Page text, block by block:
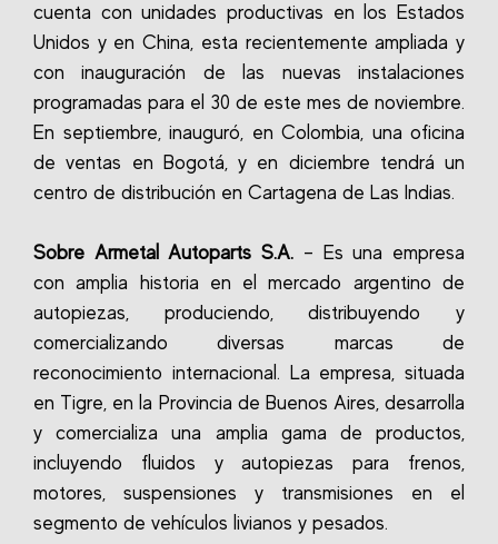
cuenta con unidades productivas en los Estados
Unidos y en China, esta recientemente ampliada y
con inauguración de las nuevas instalaciones
programadas para el 30 de este mes de noviembre.
En septiembre, inauguró, en Colombia, una oficina
de ventas en Bogotá, y en diciembre tendrá un
centro de distribución en Cartagena de Las Indias.
Sobre Armetal Autoparts S.A. – Es una empresa
con amplia historia en el mercado argentino de
autopiezas, produciendo, distribuyendo y
comercializando diversas marcas de
reconocimiento internacional. La empresa, situada
en Tigre, en la Provincia de Buenos Aires, desarrolla
y comercializa una amplia gama de productos,
incluyendo fluidos y autopiezas para frenos,
motores, suspensiones y transmisiones en el
segmento de vehículos livianos y pesados.